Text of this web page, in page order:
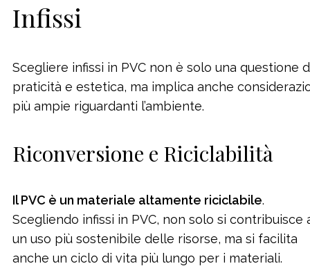
Infissi
Scegliere infissi in PVC non è solo una questione
praticità e estetica, ma implica anche
più ampie riguardanti l’ambiente.
Riconversione e Riciclabilità
Il PVC è un materiale altamente riciclabile.
Scegliendo infissi in PVC, non solo si contribuisce
un uso più sostenibile delle risorse, ma si facilita
anche un ciclo di vita più lungo per i materiali.